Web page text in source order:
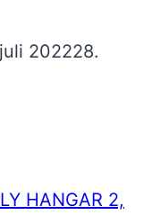
202228.